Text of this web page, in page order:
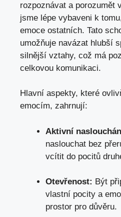
rozpoznávat a porozumět
jsme lépe vybaveni k
emoce ostatních. Tato
umožňuje navázat hlubší
silnější vztahy, což má
celkovou komunikaci.
Hlavní aspekty, které
emocím, zahrnují:
Aktivní
naslouchat bez
vcítit do pocitů
Otevřenost: Být
vlastní pocity a
prostor pro důvěru.